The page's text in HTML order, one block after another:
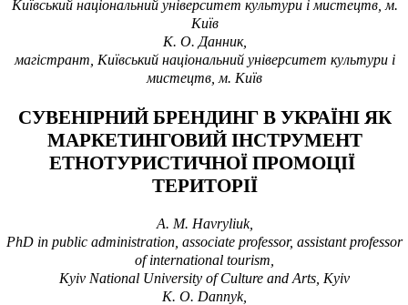
Київський національний університет культури і мистецтв, м.
Київ
К. О. Данник,
магістрант, Київський національний університет культури і
мистецтв, м. Київ
СУВЕНІРНИЙ БРЕНДИНГ В УКРАЇНІ ЯК
МАРКЕТИНГОВИЙ ІНСТРУМЕНТ
ЕТНОТУРИСТИЧНОЇ ПРОМОЦІЇ
ТЕРИТОРІЇ
A. M. Havryliuk,
PhD in public administration, associate professor, assistant professor
of international tourism,
Kyiv National University of Culture and Arts, Kyiv
K. O. Dannyk,